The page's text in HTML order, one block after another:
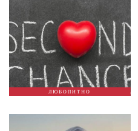
ЛЮБОПИТНО